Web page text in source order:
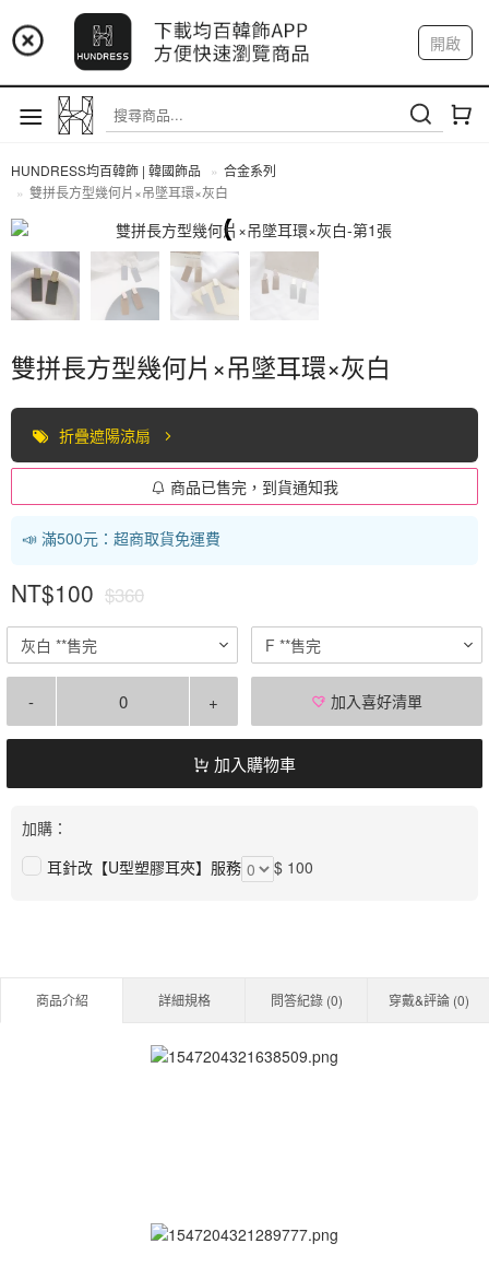
📢 市集預告：9/4-9/6 淡水捷運站
📢 市集預告：9/12-9/13 八里海巡基地
📢 市集預告：8/22-8/23 桃園青埔置地廣場
開啟
註冊 我的帳戶
HUNDRESS均百韓飾 | 韓國飾品
合金系列
雙拼長方型幾何片×吊墜耳環×灰白
合金系列
雙拼長方型幾何片×吊墜耳環×灰白
折疊遮陽涼扇
商品已售完，到貨通知我
📣 滿500元：超商取貨免運費
NT$100 $360
灰白 **售完 F **售完
- + 加入喜好清單
加入購物車
加購：
耳針改【U型塑膠耳夾】服務
$ 100
商品介紹 詳細規格 問答紀錄 (0) 穿戴&評論 (0)